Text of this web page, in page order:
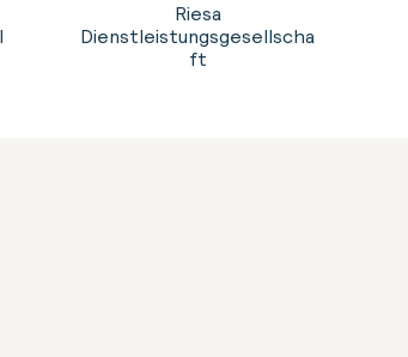
Riesa
Dienstleistungsgesellscha
ft